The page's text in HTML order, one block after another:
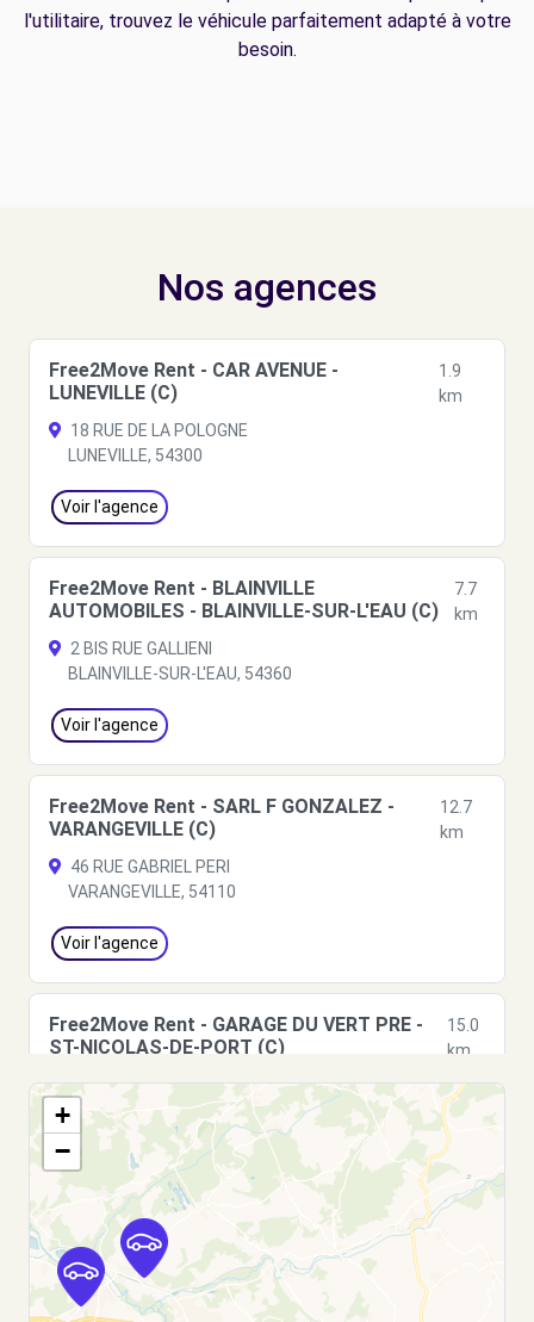
l'utilitaire, trouvez le véhicule parfaitement adapté à votre
besoin.
Nos agences
Free2Move Rent - CAR AVENUE -
LUNEVILLE (C)
1.9
km
18 RUE DE LA POLOGNE
LUNEVILLE, 54300
Voir l'agence
Free2Move Rent - BLAINVILLE
AUTOMOBILES - BLAINVILLE-SUR-L'EAU (C)
7.7
km
2 BIS RUE GALLIENI
BLAINVILLE-SUR-L'EAU, 54360
Voir l'agence
Free2Move Rent - SARL F GONZALEZ -
VARANGEVILLE (C)
12.7
km
46 RUE GABRIEL PERI
VARANGEVILLE, 54110
Voir l'agence
Free2Move Rent - GARAGE DU VERT PRE -
ST-NICOLAS-DE-PORT (C)
15.0
km
2 AVENUE CHARLES DE GAULLE
ST-NICOLAS-DE-PORT, 54210
Voir l'agence
+
−